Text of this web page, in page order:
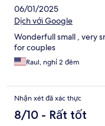
06/01/2025
Dịch với Google
Wonderfull small , very
for couples
Raul, nghỉ 2 đêm
Nhận xét đã xác thực
8/10 - Rất tốt